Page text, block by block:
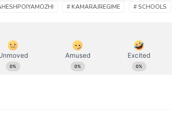
# KAMARAJREGIME # SCHOOLS